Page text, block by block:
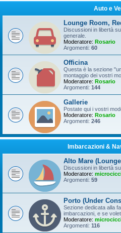
Auto e
Lounge Room,
Discussioni in libertà
generale.
Moderatore: Rosario
Argomenti: 60
Officina
Questa è la sezione
montaggio dei vostri
Moderatore: Rosario
Argomenti: 144
Gallerie
Postate qui i vostri
Moderatore: Rosario
Argomenti: 246
Imbarcazioni &
Alto Mare
Discussioni in libertà
Moderatore:
Argomenti: 59
Porto (Under
Sezione dedicata alla
imbarcazioni, e se
Moderatore:
Argomenti: 116